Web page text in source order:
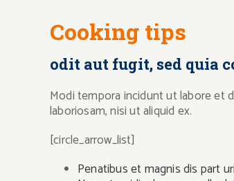
Cooking tips
odit aut fugit, sed quia
Modi tempora incidunt ut labore et
laboriosam, nisi ut aliquid ex.
[circle_arrow_list]
Penatibus et magnis dis part